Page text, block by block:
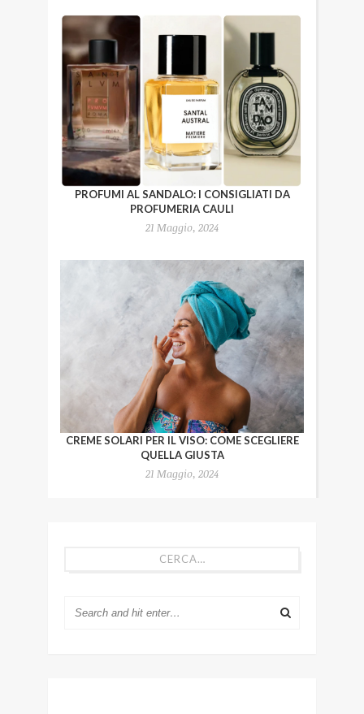
PROFUMI AL SANDALO: I CONSIGLIATI DA
PROFUMERIA CAULI
21 Maggio, 2024
CREME SOLARI PER IL VISO: COME SCEGLIERE
QUELLA GIUSTA
21 Maggio, 2024
CERCA…